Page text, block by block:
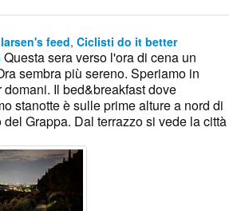
larsen's feed, Ciclisti do it better
Questa sera verso l'ora di cena un
sembra più sereno. Speriamo in
domani. Il bed&breakfast dove
stanotte è sulle prime alture a nord di
del Grappa. Dal terrazzo si vede la città